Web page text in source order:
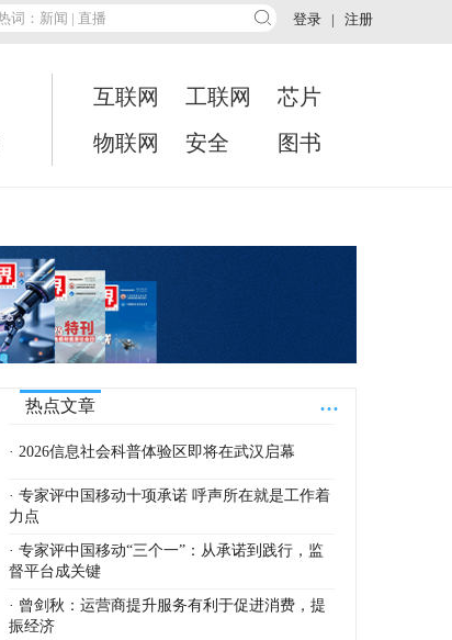
登录 | 注册
互联网 工联网
芯片
物联网
安全 图书
...
热点文章
· 2026信息社会科普体验区即将在武汉启幕
· 专家评中国移动十项承诺 呼声所在就是工作着
力点
· 专家评中国移动“三个一”：从承诺到践行，监
督平台成关键
· 曾剑秋：运营商提升服务有利于促进消费，提
振经济